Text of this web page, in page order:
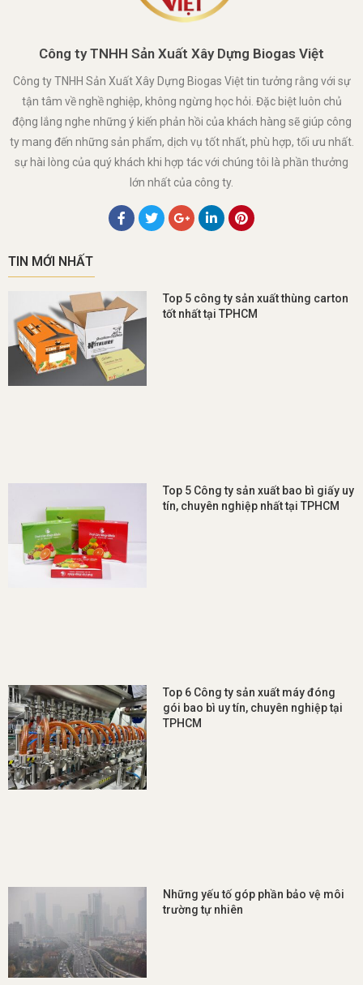
Công ty TNHH Sản Xuất Xây Dựng Biogas Việt
Công ty TNHH Sản Xuất Xây Dựng Biogas Việt tin tưởng rằng với sự
tận tâm về nghề nghiệp, không ngừng học hỏi. Đặc biệt luôn chủ
động lắng nghe những ý kiến phản hồi của khách hàng sẽ giúp công
ty mang đến những sản phẩm, dịch vụ tốt nhất, phù hợp, tối ưu nhất.
sự hài lòng của quý khách khi hợp tác với chúng tôi là phần thưởng
lớn nhất của công ty.
TIN MỚI NHẤT
Top 5 công ty sản xuất thùng carton
tốt nhất tại TPHCM
Top 5 Công ty sản xuất bao bì giấy uy
tín, chuyên nghiệp nhất tại TPHCM
Top 6 Công ty sản xuất máy đóng
gói bao bì uy tín, chuyên nghiệp tại
TPHCM
Những yếu tố góp phần bảo vệ môi
trường tự nhiên